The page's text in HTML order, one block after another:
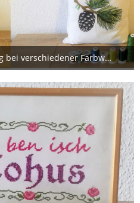
Die unterschiedliche Wirkung bei verschiedener Farbwahl